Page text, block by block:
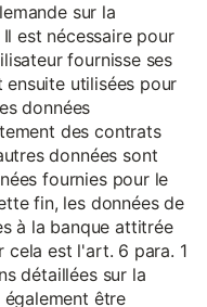
sur la
est nécessaire pour
fournisse ses
ensuite utilisées pour
données
des contrats
données sont
fournies pour le
fin, les données de
à la banque attitrée
cela est l'art. 6 para. 1
détaillées sur la
être